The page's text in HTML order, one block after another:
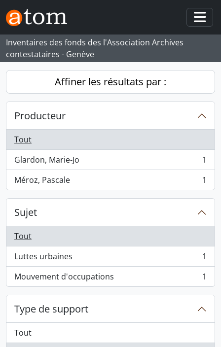
Skip to main content
Inventaires des fonds des l'Association Archives
contestataires - Genève
Affiner les résultats par :
Producteur
Tout
Glardon, Marie-Jo
, 1 résultats
1
Méroz, Pascale
, 1 résultats 1
Sujet
Tout
Luttes urbaines
, 1 résultats
1
Mouvement d'occupations
, 1 résultats 1
Type de support
Tout